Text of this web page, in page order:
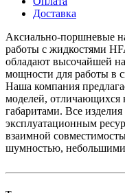
Доставка
Аксиально-поршневые
работы с жидкостями
обладают высочайшей
мощности для работы в
Наша компания
моделей, отличающихся
габаритами. Все
эксплуатационным
взаимной
шумностью,